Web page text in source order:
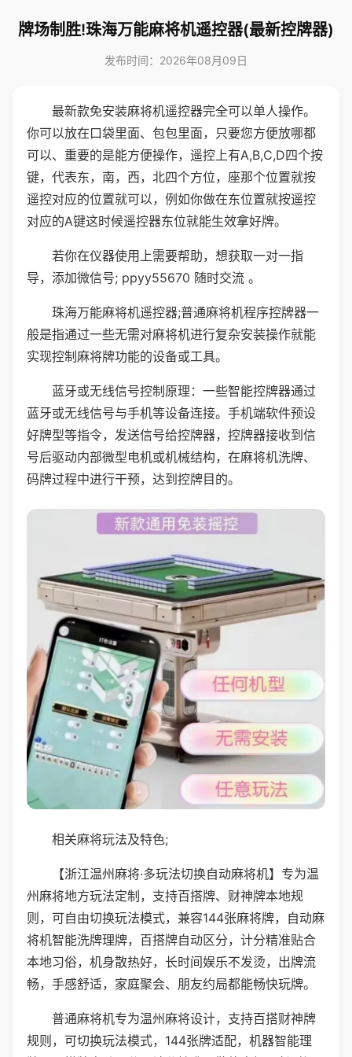
牌场制胜!珠海万能麻将机遥控器(最新控牌器)
发布时间：2026年08月09日
最新款免安装麻将机遥控器完全可以单人操作。
你可以放在口袋里面、包包里面，只要您方便放哪都
可以、重要的是能方便操作，遥控上有A,B,C,D四个按
键，代表东，南，西，北四个方位，座那个位置就按
遥控对应的位置就可以，例如你做在东位置就按遥控
对应的A键这时候遥控器东位就能生效拿好牌。
若你在仪器使用上需要帮助，想获取一对一指
导，添加微信号; ppyy55670 随时交流 。
珠海万能麻将机遥控器;普通麻将机程序控牌器一
般是指通过一些无需对麻将机进行复杂安装操作就能
实现控制麻将牌功能的设备或工具。
蓝牙或无线信号控制原理：一些智能控牌器通过
蓝牙或无线信号与手机等设备连接。手机端软件预设
好牌型等指令，发送信号给控牌器，控牌器接收到信
号后驱动内部微型电机或机械结构，在麻将机洗牌、
码牌过程中进行干预，达到控牌目的。
相关麻将玩法及特色;
【浙江温州麻将·多玩法切换自动麻将机】专为温
州麻将地方玩法定制，支持百搭牌、财神牌本地规
则，可自由切换玩法模式，兼容144张麻将牌，自动麻
将机智能洗牌理牌，百搭牌自动区分，计分精准贴合
本地习俗，机身散热好，长时间娱乐不发烫，出牌流
畅，手感舒适，家庭聚会、朋友约局都能畅快玩牌。
普通麻将机专为温州麻将设计，支持百搭财神牌
规则，可切换玩法模式，144张牌适配，机器智能理